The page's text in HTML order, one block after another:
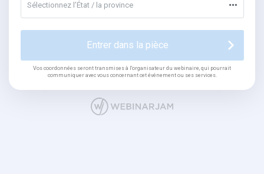
Sélectionnez l’État / la province
Entrer dans la pièce
Vos coordonnées seront transmises à l'organisateur du webinaire, qui pourrait
communiquer avec vous concernant cet événement ou ses services.